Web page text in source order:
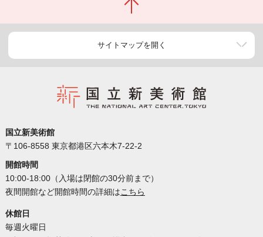
サイトマップを開く
国立新美術館
〒106-8558 東京都港区六本木7-22-2
開館時間
10:00-18:00（入場は閉館の30分前まで）
夜間開館など開館時間の詳細はこちら
休館日
毎週火曜日